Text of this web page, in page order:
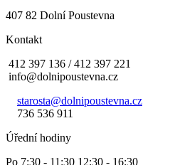
407 82 Dolní Poustevna
Kontakt
412 397 136 / 412 397 221
info@dolnipoustevna.cz
starosta@dolnipoustevna.cz
736 536 911
Úřední hodiny
Po 7:30 - 11:30 12:30 - 16:30